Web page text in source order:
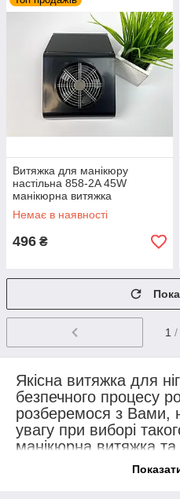
Витяжка для манікюру
настільна 858-2A 45W
манікюрна витяжка
манікюрний пилосос чорна
Немає в наявності
496 ₴
1 /
Якісна витяжка для
безпечного процесу
розберемося з Вами,
увагу при виборі
манікюрна витяжка та
На що слід звернути